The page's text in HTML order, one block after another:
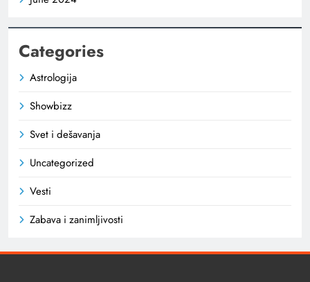
Categories
Astrologija
Showbizz
Svet i dešavanja
Uncategorized
Vesti
Zabava i zanimljivosti